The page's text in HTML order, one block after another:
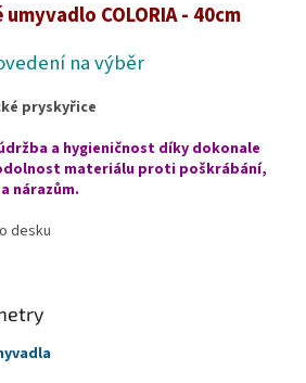
umyvadlo COLORIA - 40cm
na výběr
pryskyřice
a hygieničnost díky dokonale
materiálu proti poškrábání,
nárazům.
desku